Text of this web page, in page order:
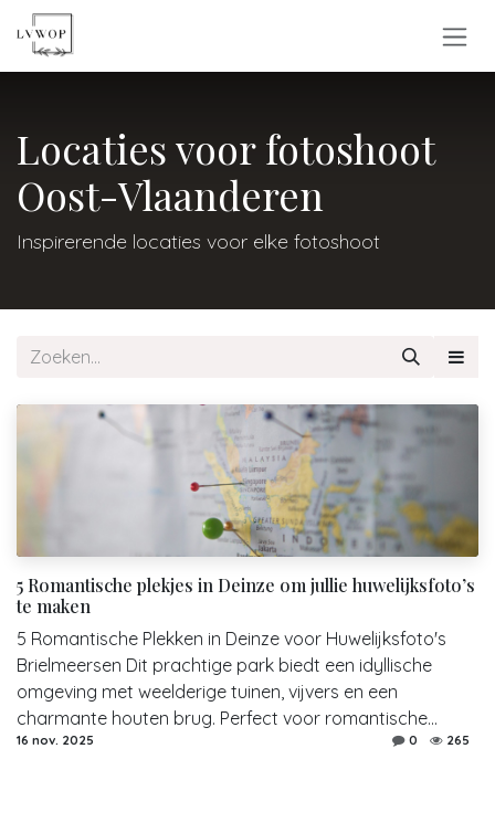
Overslaan naar inhoud
Locaties voor fotoshoot
Oost-Vlaanderen
Inspirerende locaties voor elke fotoshoot
5 Romantische plekjes in Deinze om jullie huwelijksfoto’s
te maken
5 Romantische Plekken in Deinze voor Huwelijksfoto's
Brielmeersen Dit prachtige park biedt een idyllische
omgeving met weelderige tuinen, vijvers en een
charmante houten brug. Perfect voor romantische...
16 nov. 2025 0 265